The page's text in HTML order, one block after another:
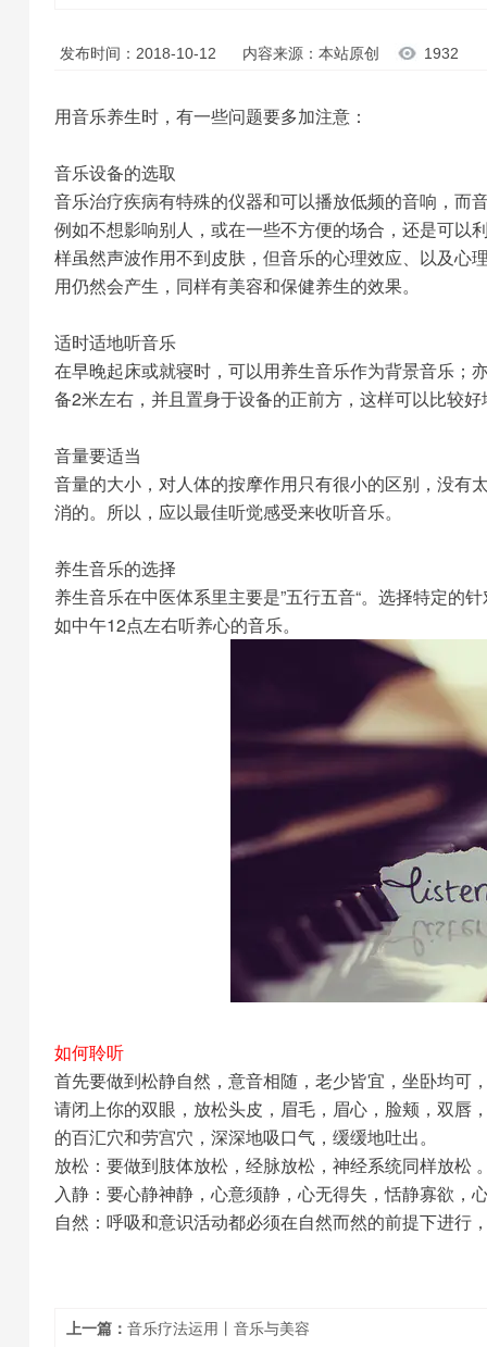
发布时间：2018-10-12 内容来源：本站原创 1932
用音乐养生时，有一些问题要多加注意：
音乐设备的选取
音乐治疗疾病有特殊的仪器和可以播放低频的音响，而
例如不想影响别人，或在一些不方便的场合，还是可以
样虽然声波作用不到皮肤，但音乐的心理效应、以及心
用仍然会产生，同样有美容和保健养生的效果。
适时适地听音乐
在早晚起床或就寝时，可以用养生音乐作为背景音乐；
备2米左右，并且置身于设备的正前方，这样可以比较
音量要适当
音量的大小，对人体的按摩作用只有很小的区别，没有
消的。所以，应以最佳听觉感受来收听音乐。
养生音乐的选择
养生音乐在中医体系里主要是”五行五音“。选择特定的
如中午12点左右听养心的音乐。
如何聆听
首先要做到松静自然，意音相随，老少皆宜，坐卧均可
请闭上你的双眼，放松头皮，眉毛，眉心，脸颊，双唇
的百汇穴和劳宫穴，深深地吸口气，缓缓地吐出。
放松：要做到肢体放松，经脉放松，神经系统同样放松
入静：要心静神静，心意须静，心无得失，恬静寡欲
自然：呼吸和意识活动都必须在自然而然的前提下进行
上一篇： 音乐疗法运用丨音乐与美容